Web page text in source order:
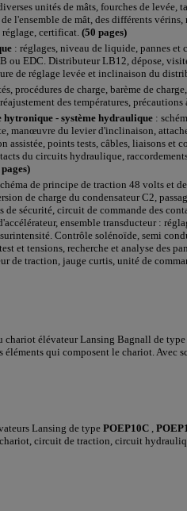
unités de mâts, fourches de levée,
l'ensemble de mât, des différents
certificat. (50 pages)
: réglages, niveau de liquide, pannes et
ou EDC. Distributeur LB12, dépose,
de réglage levée et inclinaison du
procédures de charge, barème de
des températures, précautions
- système hydraulique :
manœuvre du levier d'inclinaison,
assistée, points tests, câbles, liaisons et
du circuits hydraulique,
de principe de traction 48 volts et
de charge du condensateur C2,
sécurité, circuit de commande des
ensemble transducteur :
Contrôle solénoïde, semi
et tensions, recherche et analyse des
de traction, jauge curtis, unité de
chariot élévateur Lansing Bagnall de type
éléments qui composent le chariot. Avec
Lansing de type POEP10C ,
circuit de traction, circuit